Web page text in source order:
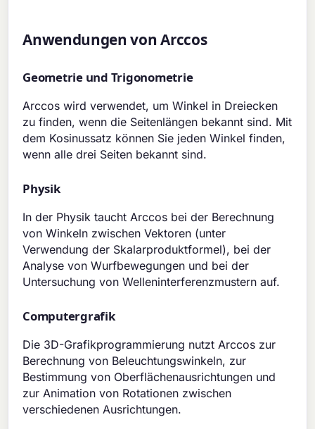
Anwendungen von Arccos
Geometrie und Trigonometrie
Arccos wird verwendet, um Winkel in Dreiecken
zu finden, wenn die Seitenlängen bekannt sind. Mit
dem Kosinussatz können Sie jeden Winkel finden,
wenn alle drei Seiten bekannt sind.
Physik
In der Physik taucht Arccos bei der Berechnung
von Winkeln zwischen Vektoren (unter
Verwendung der Skalarproduktformel), bei der
Analyse von Wurfbewegungen und bei der
Untersuchung von Welleninterferenzmustern auf.
Computergrafik
Die 3D-Grafikprogrammierung nutzt Arccos zur
Berechnung von Beleuchtungswinkeln, zur
Bestimmung von Oberflächenausrichtungen und
zur Animation von Rotationen zwischen
verschiedenen Ausrichtungen.